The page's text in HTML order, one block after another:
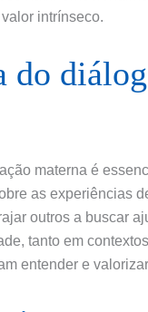
intrínseco.
materna é
as experiências
outros a buscar
tanto em
entender e